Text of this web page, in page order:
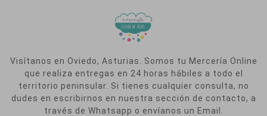
Visítanos en Oviedo, Asturias. Somos tu Mercería Online
que realiza entregas en 24 horas hábiles a todo el
territorio peninsular. Si tienes cualquier consulta, no
dudes en escribirnos en nuestra sección de contacto, a
través de Whatsapp o envíanos un Email.